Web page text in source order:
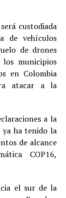
custodiada
de vehículos
de drones
municipios
en Colombia
atacar a la
a la
ya ha tenido la
de alcance
COP16,
el sur de la